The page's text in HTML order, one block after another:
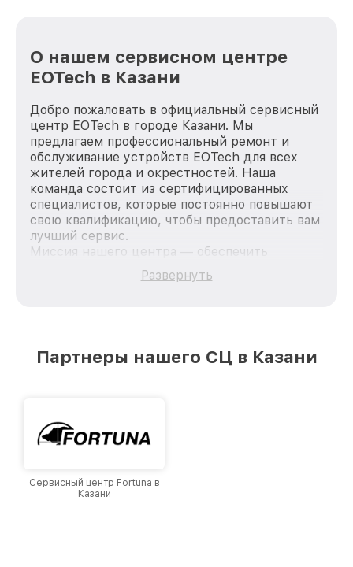
О нашем сервисном центре
EOTech в Казани
Добро пожаловать в официальный сервисный
центр EOTech в городе Казани. Мы
предлагаем профессиональный ремонт и
обслуживание устройств EOTech для всех
жителей города и окрестностей. Наша
команда состоит из сертифицированных
специалистов, которые постоянно повышают
свою квалификацию, чтобы предоставить вам
лучший сервис.
Миссия нашего центра — обеспечить
качественный и доступный ремонт для
каждого пользователя продукции EOTech, вне
лучшим сервисным центром EOTech в городе
Развернуть
Партнеры нашего СЦ в Казани
Сервисный центр Fortuna в
Казани